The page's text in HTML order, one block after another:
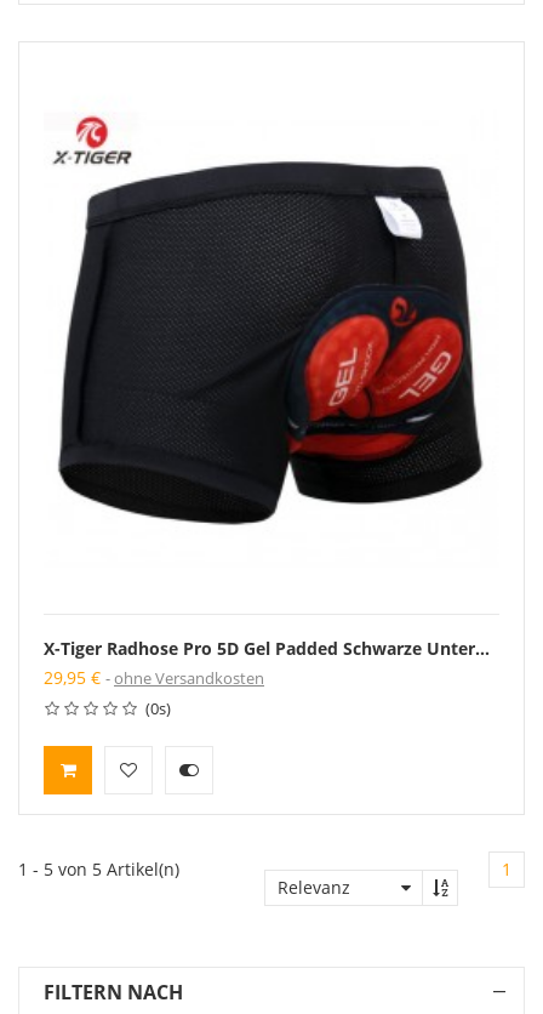
X-Tiger Radhose Pro 5D Gel Padded Schwarze Unterhose Fahrrad Unterwäsche Bike
29,95 €
ohne Versandkosten
(0s)
1 - 5 von 5 Artikel(n)
Relevanz
1
FILTERN NACH